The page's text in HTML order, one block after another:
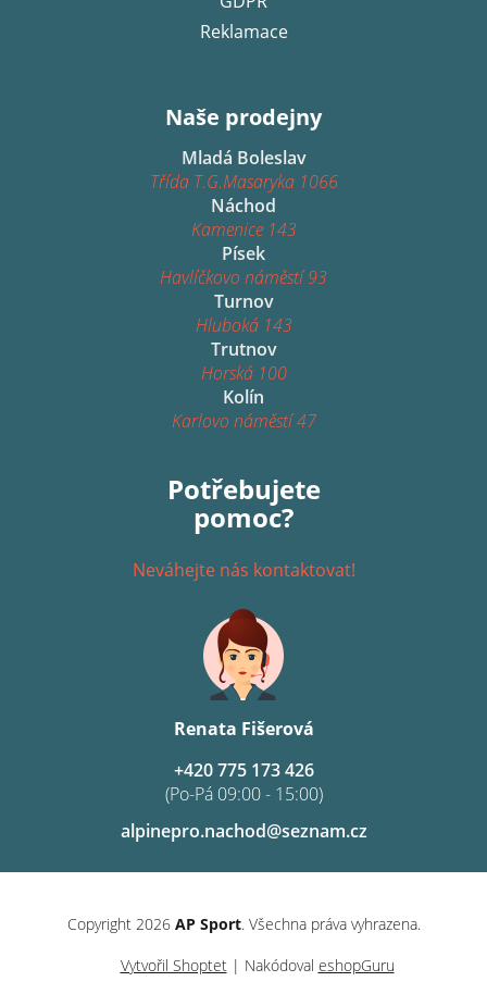
Reklamace
Naše prodejny
Mladá Boleslav
Třída T.G.Masaryka 1066
Náchod
Kamenice 143
Písek
Havlíčkovo náměstí 93
Turnov
Hluboká 143
Trutnov
Horská 100
Kolín
Karlovo náměstí 47
Potřebujete
pomoc?
Neváhejte nás kontaktovat!
Renata Fišerová
alpinepro.nachod@seznam.cz
+420 775 173 426
(Po-Pá 09:00 - 15:00)
Vytvořil Shoptet| Nakódoval eshopGuru
Copyright 2026 AP Sport. Všechna práva vyhrazena.